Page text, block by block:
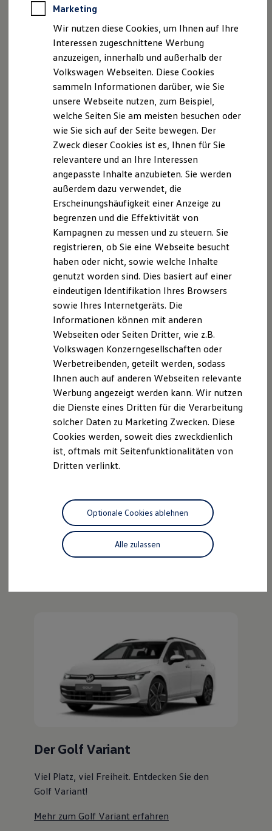
Rekuperation
Laden unterwegs
Laden Zuhause
Ladestationen finden
Ladezeitensimulator
Batterie
Sicherheit
Nachhaltigkeit
Technologie
Kosten und Kauf
Kaufoptionen
E-Auto-Förderung
Software und Konnektivität
Die ID. Software 6
ID. Software Versionen und Updates
Digitale Extras
Schnittstellen zu Ihrem ID.
Hybridautos
Marke und Erlebnis
Volkswagen R und R Experience
R-Modelle
R Experience
Driving Experience
Volkswagen entdecken
Werkbesichtigung
Lifestyle Shop
T-Roc Kollektion
Golf Kollektion
ID. Kollektion
Volkswagen Kollektion
R-Kollektion
GTI Kollektion
Fußball Drop
we drive football
#wedriveproud
Besitzer und Service
Software Updates
Service und Ersatzteile
Motorenöl und Flüssigkeiten
Räder und Reifen
Pannen- und Unfallhilfe
Economy Service
Volkswagen Teile
Zubehör
Dienste für Ihr Modell finden
Volkswagen Apps, Login und Shop
Handy und Fahrzeug verbinden
Updates für Software, Karten und Radio
Über Ihr Auto
Vorgängermodelle
Kundeninformationen
Volkswagen Kundenbetreuung
Digitale Betriebsanleitung
Magazin
Lifestyle
Transport
Elektromobilität
So geht neu. Klar im Design. Stark im Alltag.
Entdecken Sie jetzt den neuen ID.3 Neo!
Mehr zum ID.3 Neo erfahren
Der T-Cross
Wendig, flexibel, vielseitig. Entdecken Sie den
T‑Cross.
Mehr zum T-Cross erfahren
Der ID.4
Kraftvoll wie ein SUV, nachhaltig wie ein ID.
Entdecken Sie den ID.4!
Der Golf Variant
Viel Platz, viel Freiheit. Entdecken Sie den
Golf Variant!
Mehr zum Golf Variant erfahren
Marketing
Wir nutzen diese Cookies, um Ihnen auf Ihre
Interessen zugeschnittene Werbung
anzuzeigen, innerhalb und außerhalb der
Volkswagen Webseiten. Diese Cookies
sammeln Informationen darüber, wie Sie
unsere Webseite nutzen, zum Beispiel,
welche Seiten Sie am meisten besuchen oder
wie Sie sich auf der Seite bewegen. Der
Zweck dieser Cookies ist es, Ihnen für Sie
relevantere und an Ihre Interessen
angepasste Inhalte anzubieten. Sie werden
außerdem dazu verwendet, die
Erscheinungshäufigkeit einer Anzeige zu
begrenzen und die Effektivität von
Kampagnen zu messen und zu steuern. Sie
registrieren, ob Sie eine Webseite besucht
haben oder nicht, sowie welche Inhalte
genutzt worden sind. Dies basiert auf einer
eindeutigen Identifikation Ihres Browsers
sowie Ihres Internetgeräts. Die
Informationen können mit anderen
Webseiten oder Seiten Dritter, wie z.B.
Volkswagen Konzerngesellschaften oder
Werbetreibenden, geteilt werden, sodass
Ihnen auch auf anderen Webseiten relevante
Werbung angezeigt werden kann. Wir nutzen
die Dienste eines Dritten für die Verarbeitung
solcher Daten zu Marketing Zwecken. Diese
Cookies werden, soweit dies zweckdienlich
ist, oftmals mit Seitenfunktionalitäten von
Dritten verlinkt.
Alle zulassen
Optionale Cookies ablehnen